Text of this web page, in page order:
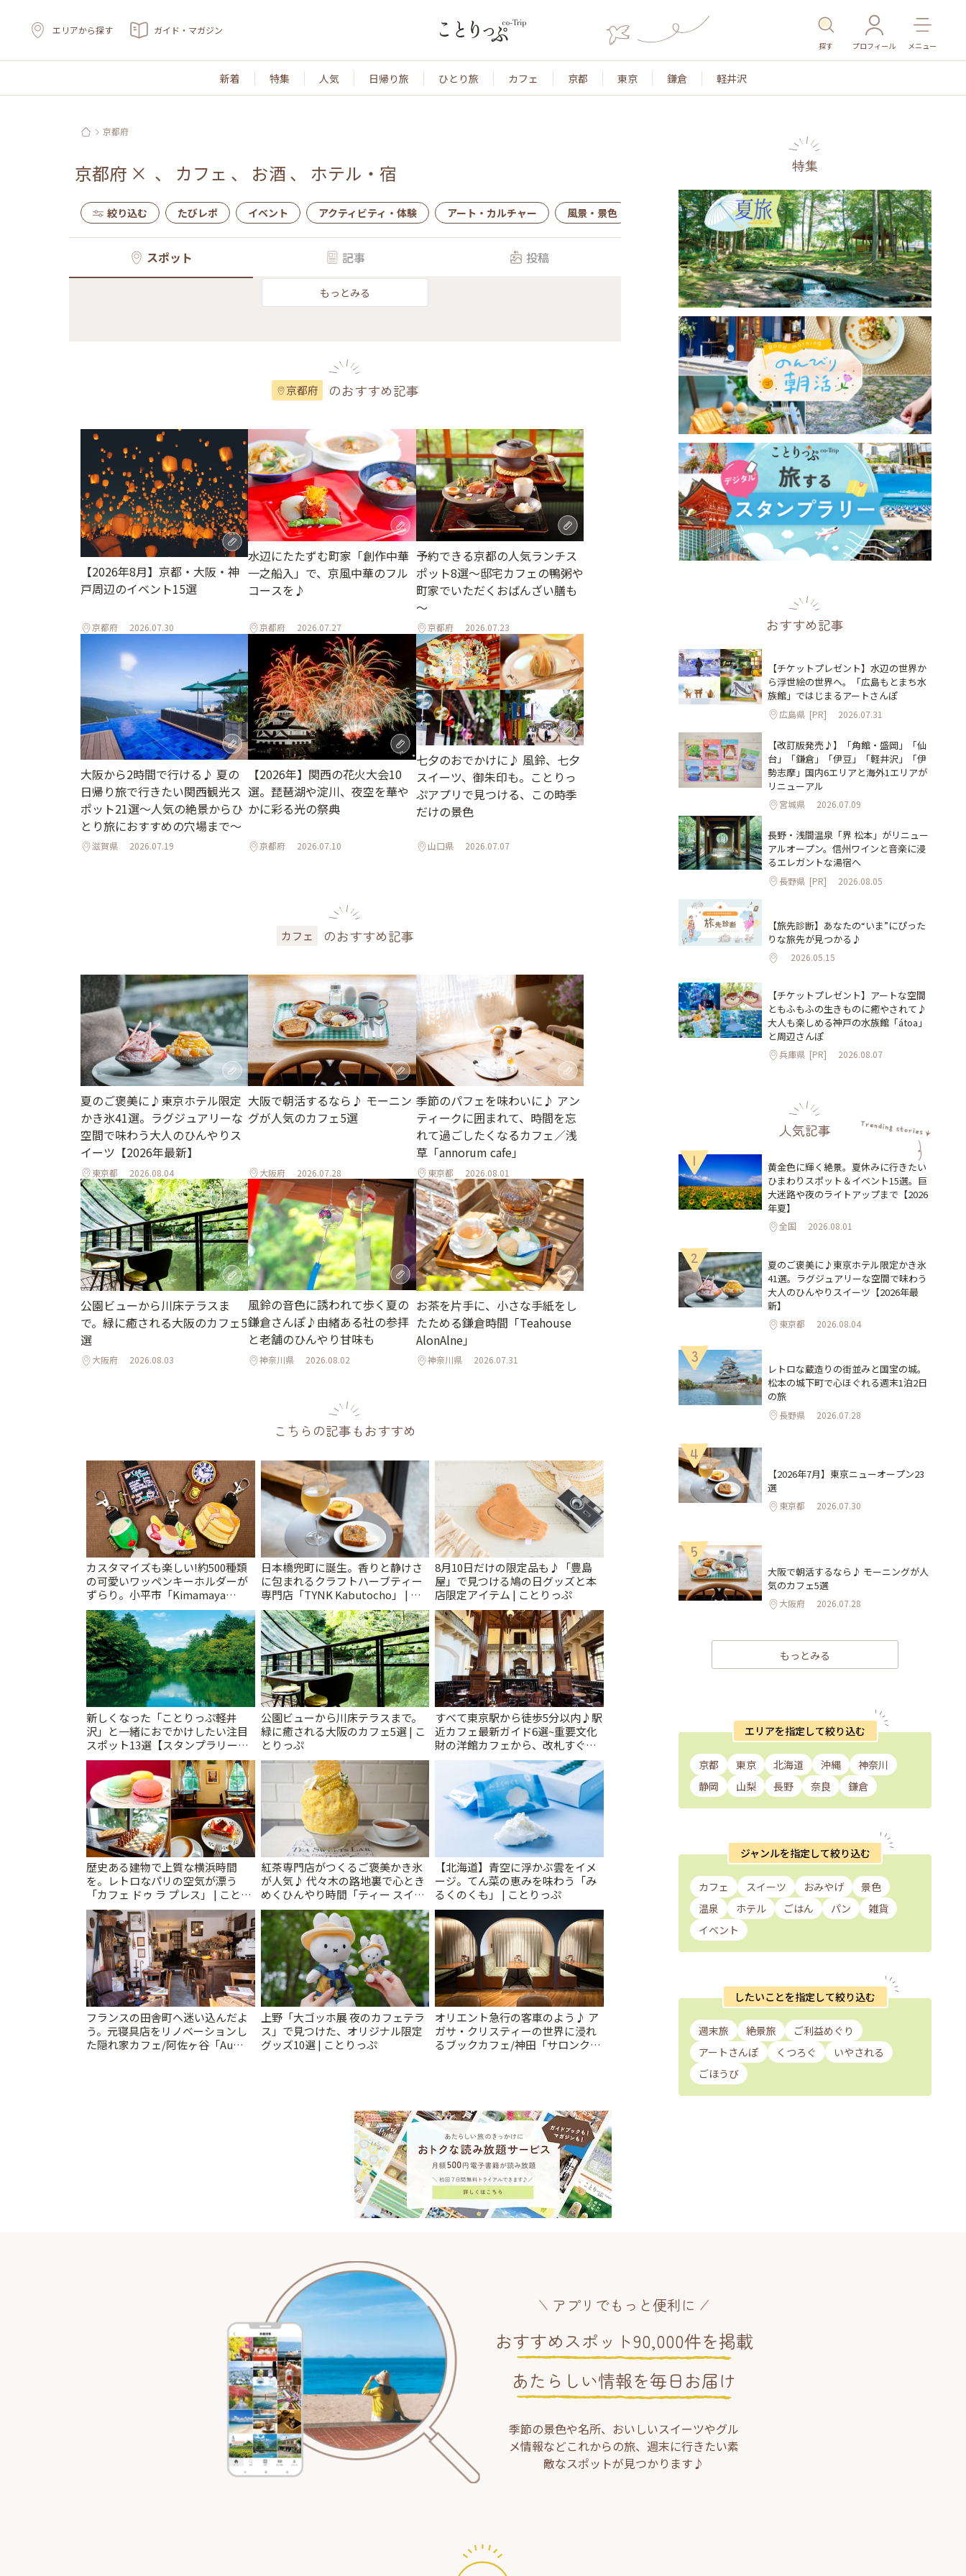
エリアから探す ガイド・マガジン
探す プロフィール メニュー
新着 特集 人気 日帰り旅 ひとり旅 カフェ 京都 東京 鎌倉 軽井沢
京都府
京都府 × 、 カフェ 、 お酒 、 ホテル・宿
絞り込む たびレポ イベント アクティビティ・体験 アート・カルチャー 風景・景色 名所・旧跡 温泉・スパ その他施設 ごはん
スポット 記事 投稿
もっとみる
京都府 のおすすめ記事
【2026年8月】京都・大阪・神
戸周辺のイベント15選
京都府 2026.07.30
水辺にたたずむ町家「創作中華
一之船入」で、京風中華のフル
コースを♪
京都府 2026.07.27
予約できる京都の人気ランチス
ポット8選～邸宅カフェの鴨粥や
町家でいただくおばんざい膳も
～
京都府 2026.07.23
大阪から2時間で行ける♪ 夏の
日帰り旅で行きたい関西観光ス
ポット21選～人気の絶景からひ
とり旅におすすめの穴場まで～
滋賀県 2026.07.19
【2026年】関西の花火大会10
選。琵琶湖や淀川、夜空を華や
かに彩る光の祭典
京都府 2026.07.10
七夕のおでかけに♪ 風鈴、七夕
スイーツ、御朱印も。ことりっ
ぷアプリで見つける、この時季
だけの景色
山口県 2026.07.07
カフェ のおすすめ記事
夏のご褒美に♪東京ホテル限定
かき氷41選。ラグジュアリーな
空間で味わう大人のひんやりス
イーツ【2026年最新】
東京都 2026.08.04
大阪で朝活するなら♪ モーニン
グが人気のカフェ5選
大阪府 2026.07.28
季節のパフェを味わいに♪ アン
ティークに囲まれて、時間を忘
れて過ごしたくなるカフェ／浅
草「annorum cafe」
東京都 2026.08.01
公園ビューから川床テラスま
で。緑に癒される大阪のカフェ5
選
大阪府 2026.08.03
風鈴の音色に誘われて歩く夏の
鎌倉さんぽ♪由緒ある社の参拝
と老舗のひんやり甘味も
神奈川県 2026.08.02
お茶を片手に、小さな手紙をし
たためる鎌倉時間「Teahouse
AlonAlne」
神奈川県 2026.07.31
こちらの記事もおすすめ
カスタマイズも楽しい!約500種類
の可愛いワッペンキーホルダーが
ずらり。小平市「Kimamaya
T&K」 | ことりっぷ
日本橋兜町に誕生。香りと静けさ
に包まれるクラフトハーブティー
専門店「TYNK Kabutocho」 | こ
とりっぷ
8月10日だけの限定品も♪「豊島
屋」で見つける鳩の日グッズと本
店限定アイテム | ことりっぷ
新しくなった「ことりっぷ軽井
沢」と一緒におでかけしたい注目
スポット13選【スタンプラリー開
催中】 | ことりっぷ
公園ビューから川床テラスまで。
緑に癒される大阪のカフェ5選 | こ
とりっぷ
すべて東京駅から徒歩5分以内♪駅
近カフェ最新ガイド6選~重要文化
財の洋館カフェから、改札すぐの
レトロ喫茶まで~ | ことりっぷ
歴史ある建物で上質な横浜時間
を。レトロなパリの空気が漂う
「カフェ ドゥ ラ プレス」 | ことり
っぷ
紅茶専門店がつくるご褒美かき氷
が人気♪ 代々木の路地裏で心とき
めくひんやり時間「ティー スイー
ツ ラボ コンテナート」 | ことりっ
ぷ
【北海道】青空に浮かぶ雲をイメ
ージ。てん菜の恵みを味わう「み
るくのくも」 | ことりっぷ
フランスの田舎町へ迷い込んだよ
う。元寝具店をリノベーションし
た隠れ家カフェ/阿佐ヶ谷「Au
上野「大ゴッホ展 夜のカフェテラ
ス」で見つけた、オリジナル限定
グッズ10選 | ことりっぷ
オリエント急行の客車のよう♪ ア
ガサ・クリスティーの世界に浸れ
るブックカフェ/神田「サロンクリ
特集
おすすめ記事
【チケットプレゼント】水辺の世界か
ら浮世絵の世界へ。「広島もとまち水
族館」ではじまるアートさんぽ
広島県 [PR] 2026.07.31
【改訂版発売♪】「角館・盛岡」「仙
台」「鎌倉」「伊豆」「軽井沢」「伊
勢志摩」国内6エリアと海外1エリアが
リニューアル
宮城県 2026.07.09
長野・浅間温泉「界 松本」がリニュー
アルオープン。信州ワインと音楽に浸
るエレガントな湯宿へ
長野県 [PR] 2026.08.05
【旅先診断】あなたの“いま”にぴった
りな旅先が見つかる♪
2026.05.15
【チケットプレゼント】アートな空間
ともふもふの生きものに癒やされて♪
大人も楽しめる神戸の水族館「átoa」
と周辺さんぽ
兵庫県 [PR] 2026.08.07
人気記事
1
黄金色に輝く絶景。夏休みに行きたい
ひまわりスポット＆イベント15選。巨
大迷路や夜のライトアップまで【2026
年夏】
全国 2026.08.01
2
夏のご褒美に♪東京ホテル限定かき氷
41選。ラグジュアリーな空間で味わう
大人のひんやりスイーツ【2026年最
新】
東京都 2026.08.04
3
レトロな蔵造りの街並みと国宝の城。
松本の城下町で心ほぐれる週末1泊2日
の旅
長野県 2026.07.28
4
【2026年7月】東京ニューオープン23
選
東京都 2026.07.30
5
大阪で朝活するなら♪ モーニングが人
気のカフェ5選
大阪府 2026.07.28
もっとみる
エリアを指定して絞り込む
京都 東京 北海道 沖縄
神奈川
静岡
山梨 長野 奈良 鎌倉
ジャンルを指定して絞り込む
カフェ スイーツ おみやげ
景色
温泉
ホテル ごはん パン
雑貨
イベント
したいことを指定して絞り込む
週末旅 絶景旅
ご利益めぐり
アートさんぽ
くつろぐ
いやされる
ごほうび
アプリでもっと便利に
おすすめスポット90,000件を掲載
あたらしい情報を毎日お届け
季節の景色や名所、おいしいスイーツやグル
メ情報などこれからの旅、週末に行きたい素
敵なスポットが見つかります♪